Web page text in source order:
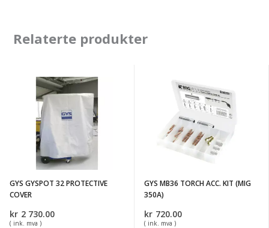
Relaterte produkter
GYSPOT
PROTECTIVE
COVER
GYS GYSPOT 32 PROTECTIVE
COVER
kr 2 730.00
( ink. mva )
GYS MB36 TORCH ACC. KIT (MIG
350A)
kr 720.00
( ink. mva )